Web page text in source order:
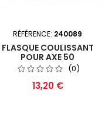
RÉFÉRENCE: 240089
FLASQUE COULISSANT
POUR AXE 50
(0)
Prix
13,20 €